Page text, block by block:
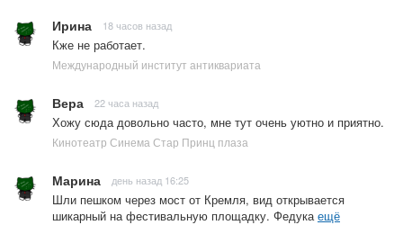
Ирина 18 часов назад
Кже не работает.
Международный институт антиквариата
Вера 22 часа назад
Хожу сюда довольно часто, мне тут очень уютно и приятно.
Кинотеатр Синема Стар Принц плаза
Марина день назад 16:25
Шли пешком через мост от Кремля, вид открывается
шикарный на фестивальную площадку. Федука ещё